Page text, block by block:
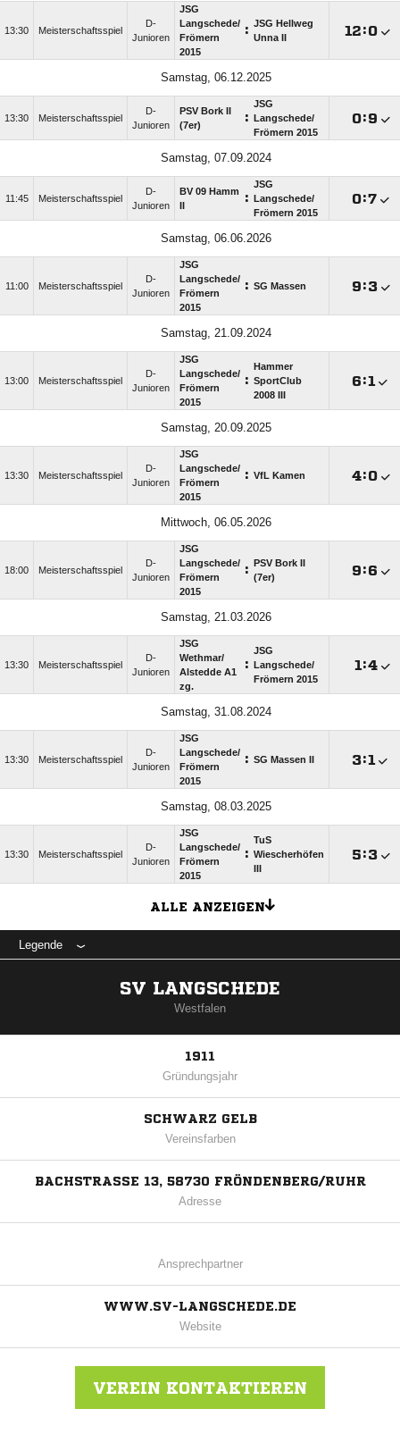
13:30 Meisterschaftsspiel
D-
Junioren
JSG
Langschede/​
Frömern
2015
: JSG Hellweg
Unna II
:
Samstag, 06.12.2025
13:30 Meisterschaftsspiel
D-
Junioren
PSV Bork II
(7er)
:
JSG
Langschede/​
Frömern 2015
:
Samstag, 07.09.2024
11:45 Meisterschaftsspiel
D-
Junioren
BV 09 Hamm
:
JSG
Langschede/​
Frömern 2015
:
Samstag, 06.06.2026
11:00 Meisterschaftsspiel
D-
Junioren
JSG
Langschede/​
Frömern
2015
: SG Massen :
Samstag, 21.09.2024
13:00 Meisterschaftsspiel
D-
Junioren
JSG
Langschede/​
Frömern
2015
:
Hammer
SportClub
2008 III
:
Samstag, 20.09.2025
13:30 Meisterschaftsspiel
D-
Junioren
JSG
Langschede/​
Frömern
2015
: VfL Kamen :
Mittwoch, 06.05.2026
18:00 Meisterschaftsspiel
D-
Junioren
JSG
Langschede/​
Frömern
2015
:
PSV Bork II
(7er)
:
Samstag, 21.03.2026
13:30 Meisterschaftsspiel
D-
Junioren
JSG
Wethmar/​
Alstedde A1
zg.
:
JSG
Langschede/​
Frömern 2015
:
Samstag, 31.08.2024
13:30 Meisterschaftsspiel
D-
Junioren
JSG
Langschede/​
Frömern
2015
: SG Massen II :
Samstag, 08.03.2025
13:30 Meisterschaftsspiel
D-
Junioren
JSG
Langschede/​
Frömern
2015
:
TuS
Wiescherhöfen
:
ALLE ANZEIGEN
Legende
SV LANGSCHEDE
Westfalen
1911
Gründungsjahr
SCHWARZ GELB
Vereinsfarben
BACHSTRASSE 13, 58730 FRÖNDENBERG/RUHR
Adresse
Ansprechpartner
WWW.SV-LANGSCHEDE.DE
Website
VEREIN KONTAKTIEREN